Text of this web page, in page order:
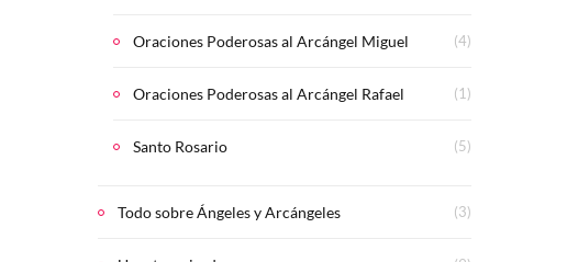
Oraciones Poderosas al Arcángel Miguel (4)
Oraciones Poderosas al Arcángel Rafael (1)
Santo Rosario (5)
Todo sobre Ángeles y Arcángeles (3)